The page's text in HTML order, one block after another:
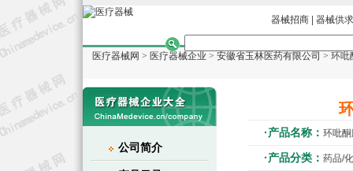
器械招商 器械供求
医疗器械网 > 医疗器械企业 > 安徽省玉林医药有限公司 > 环吡
·产品名称： 环吡
·产品分类： 药品/
公司简介